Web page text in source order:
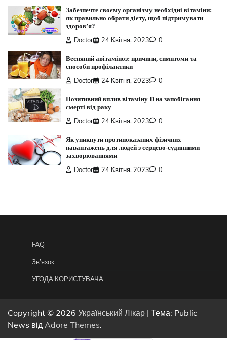
Забезпечте своєму організму необхідні вітаміни:
як правильно обрати дієту, щоб підтримувати
здоров’я?
Doctor 24 Квітня, 2023 0
Весняний авітаміноз: причини, симптоми та
способи профілактики
Doctor 24 Квітня, 2023 0
Позитивний вплив вітаміну D на запобігання
смерті від раку
Doctor 24 Квітня, 2023 0
Як уникнути протипоказаних фізичних
навантажень для людей з серцево-судинними
захворюваннями
Doctor 24 Квітня, 2023 0
FAQ
Зв’язок
УГОДА КОРИСТУВАЧА
Copyright © 2026 Український Лікар | Тема: Public
News від Adore Themes.